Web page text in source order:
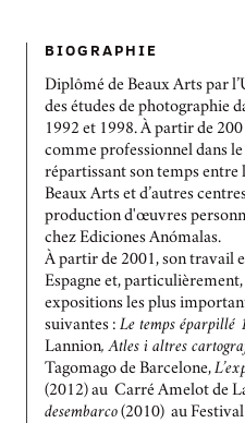
BIOGRAPHIE
Diplômé de Beaux Arts par
des études de photographie
1992 et 1998. À partir de
comme professionnel dans le
répartissant son temps entre
Beaux Arts et d’autres
production d'œuvres
chez Ediciones Anómalas.
À partir de 2001, son travail
Espagne et,
expositions les plus
suivantes : Le temps éparpillé
Lannion, Atles i altres
Tagomago de Barcelone,
(2012) au Carré Amelot de
desembarco (2010) au